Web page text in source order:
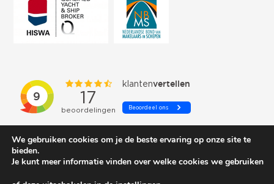
We gebruiken cookies om je de beste ervaring op onze site te
bieden.
Je kunt meer informatie vinden over welke cookies we gebruiken